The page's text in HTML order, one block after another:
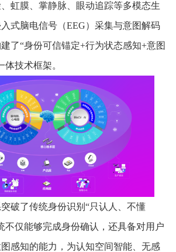
膜、掌静脉、眼动追踪等多模态生
式脑电信号（EEG）采集与意图解码
了“身份可信锚定+行为状态感知+意图
体技术框架。
了传统身份识别“只认人、不懂
不仅能够完成身份确认，还具备对用户
感知的能力，为认知空间智能、无感